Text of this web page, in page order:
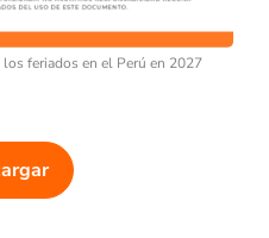
feriados en el Perú en 2027